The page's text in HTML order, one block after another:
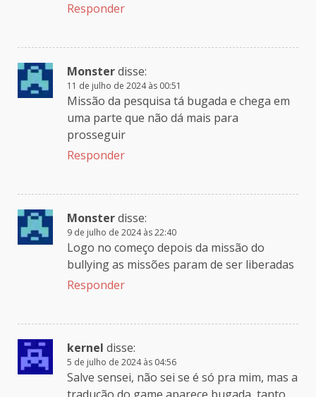
Responder
Monsterdisse:
11 de julho de 2024 às 00:51
Missão da pesquisa tá bugada e chega em
uma parte que não dá mais para
prosseguir
Responder
Monsterdisse:
9 de julho de 2024 às 22:40
Logo no começo depois da missão do
bullying as missões param de ser liberadas
Responder
kernel disse:
5 de julho de 2024 às 04:56
Salve sensei, não sei se é só pra mim, mas a